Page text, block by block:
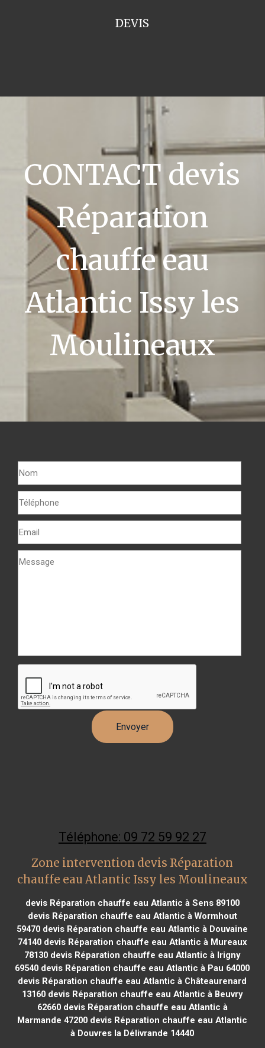
DEVIS
CONTACT devis
Réparation
chauffe eau
Atlantic Issy les
Moulineaux
Téléphone: 09 72 59 92 27
Zone intervention devis Réparation
chauffe eau Atlantic Issy les Moulineaux
devis Réparation chauffe eau Atlantic à Sens 89100
devis Réparation chauffe eau Atlantic à Wormhout
59470 devis Réparation chauffe eau Atlantic à Douvaine
74140 devis Réparation chauffe eau Atlantic à Mureaux
78130 devis Réparation chauffe eau Atlantic à Irigny
69540 devis Réparation chauffe eau Atlantic à Pau 64000
devis Réparation chauffe eau Atlantic à Châteaurenard
13160 devis Réparation chauffe eau Atlantic à Beuvry
62660devis Réparation chauffe eau Atlantic à
Marmande 47200 devis Réparation chauffe eau Atlantic
à Douvres la Délivrande 14440